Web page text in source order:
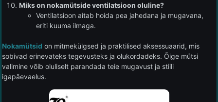
Miks on nokamütside ventilatsioon oluline?
Ventilatsioon aitab hoida pea jahedana ja mugavana,
eriti kuuma ilmaga.
Nokamütsid on mitmekülgsed ja praktilised aksessuaarid, mis
sobivad erinevateks tegevusteks ja olukordadeks. Õige mütsi
valimine võib oluliselt parandada teie mugavust ja stiili
igapäevaelus.